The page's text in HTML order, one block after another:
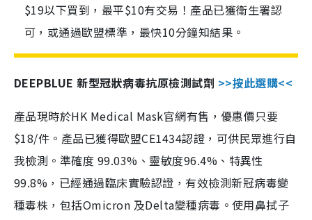
$19以下買到，最平$10有交易！產品已獲衛生署認
可，或通過歐盟標準，最快10分鐘知結果。
DEEPBLUE 新型冠狀病毒抗原檢測試劑 >>按此選購<<
產品現時於HK Medical Mask官網有售，優惠價只要
$18/件。產品已獲得歐盟CE1434認證，可供民眾進行自
我檢測。準確度 99.03%、靈敏度96.4%、特異性
99.8%，已經通過臨床實驗認證，有效檢測新冠病毒變
種毒株，包括Omicron 及Delta變種病毒。使用鼻拭子